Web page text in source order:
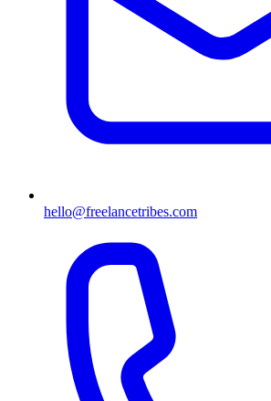
hello@freelancetribes.com